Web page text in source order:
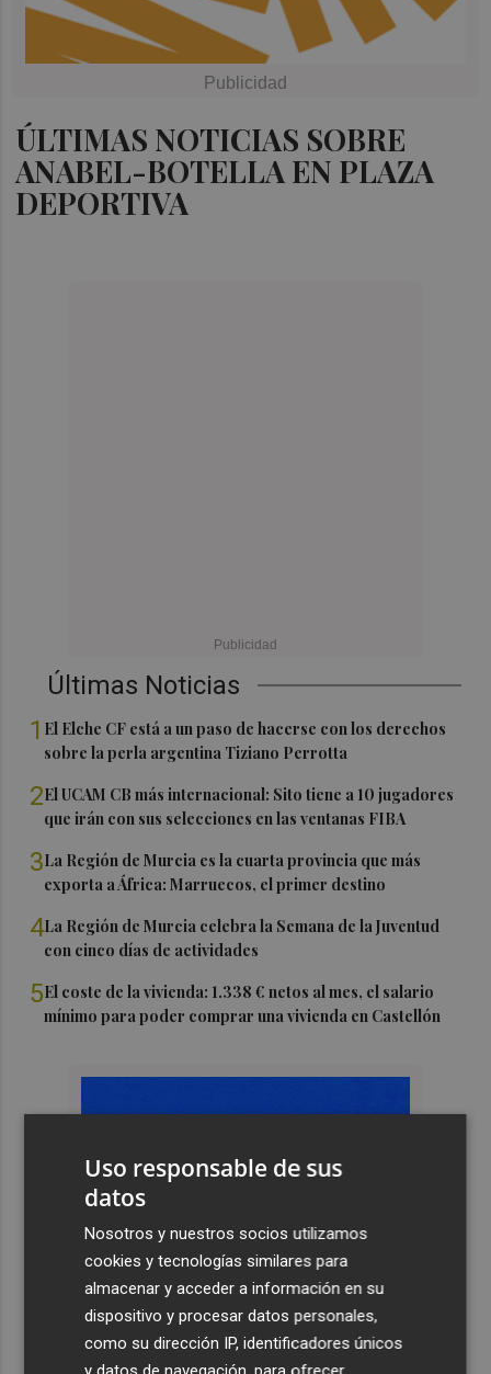
ÚLTIMAS NOTICIAS SOBRE
ANABEL-BOTELLA EN PLAZA
DEPORTIVA
Últimas Noticias
1 El Elche CF está a un paso de hacerse con los derechos
sobre la perla argentina Tiziano Perrotta
2El UCAM CB más internacional: Sito tiene a 10 jugadores
que irán con sus selecciones en las ventanas FIBA
3La Región de Murcia es la cuarta provincia que más
exporta a África: Marruecos, el primer destino
4La Región de Murcia celebra la Semana de la Juventud
con cinco días de actividades
5El coste de la vivienda: 1.338 € netos al mes, el salario
mínimo para poder comprar una vivienda en Castellón
Uso responsable de sus
datos
Nosotros y nuestros socios utilizamos
cookies y tecnologías similares para
almacenar y acceder a información en su
dispositivo y procesar datos personales,
como su dirección IP, identificadores únicos